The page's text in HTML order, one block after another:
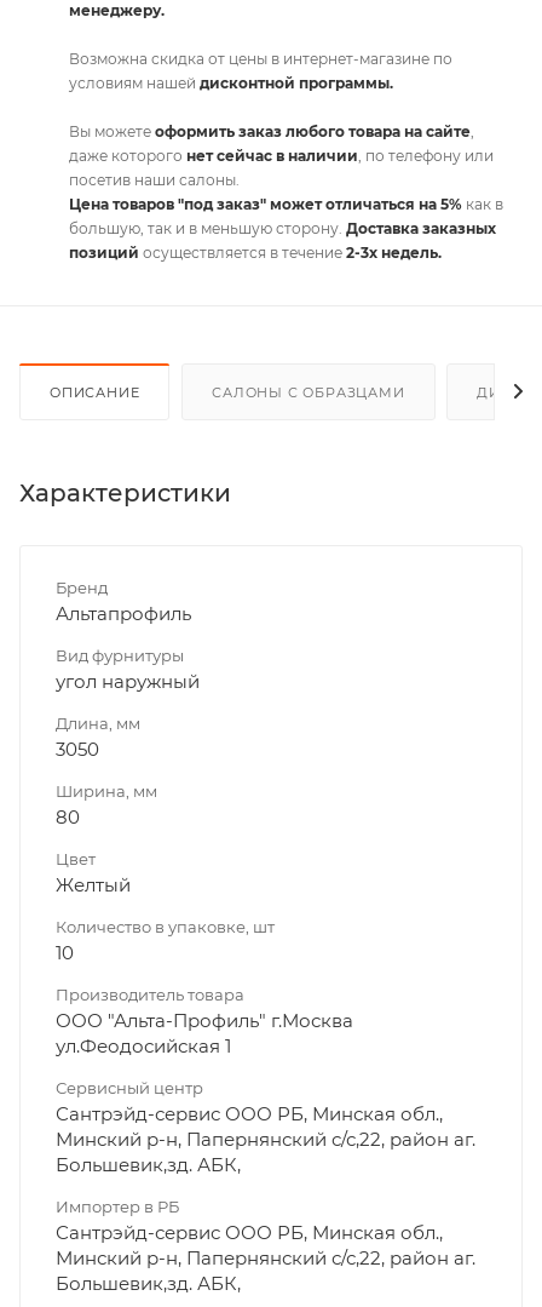
менеджеру.
Возможна скидка от цены в интернет-магазине по
условиям нашей дисконтной программы.
Вы можете оформить заказ любого товара на сайте,
даже которого нет сейчас в наличии, по телефону или
посетив наши салоны.
Цена товаров "под заказ" может отличаться на 5% как в
большую, так и в меньшую сторону. Доставка заказных
позиций осуществляется в течение 2-3х недель.
ОПИСАНИЕ САЛОНЫ С ОБРАЗЦАМИ
Характеристики
Бренд
Альтапрофиль
Вид фурнитуры
угол наружный
Длина, мм
3050
Ширина, мм
80
Цвет
Желтый
Количество в упаковке, шт
10
Производитель товара
ООО "Альта-Профиль" г.Москва
ул.Феодосийская 1
Сервисный центр
Сантрэйд-сервис ООО РБ, Минская обл.,
Минский р-н, Папернянский с/с,22, район аг.
Большевик,зд. АБК,
Импортер в РБ
Сантрэйд-сервис ООО РБ, Минская обл.,
Минский р-н, Папернянский с/с,22, район аг.
Большевик,зд. АБК,